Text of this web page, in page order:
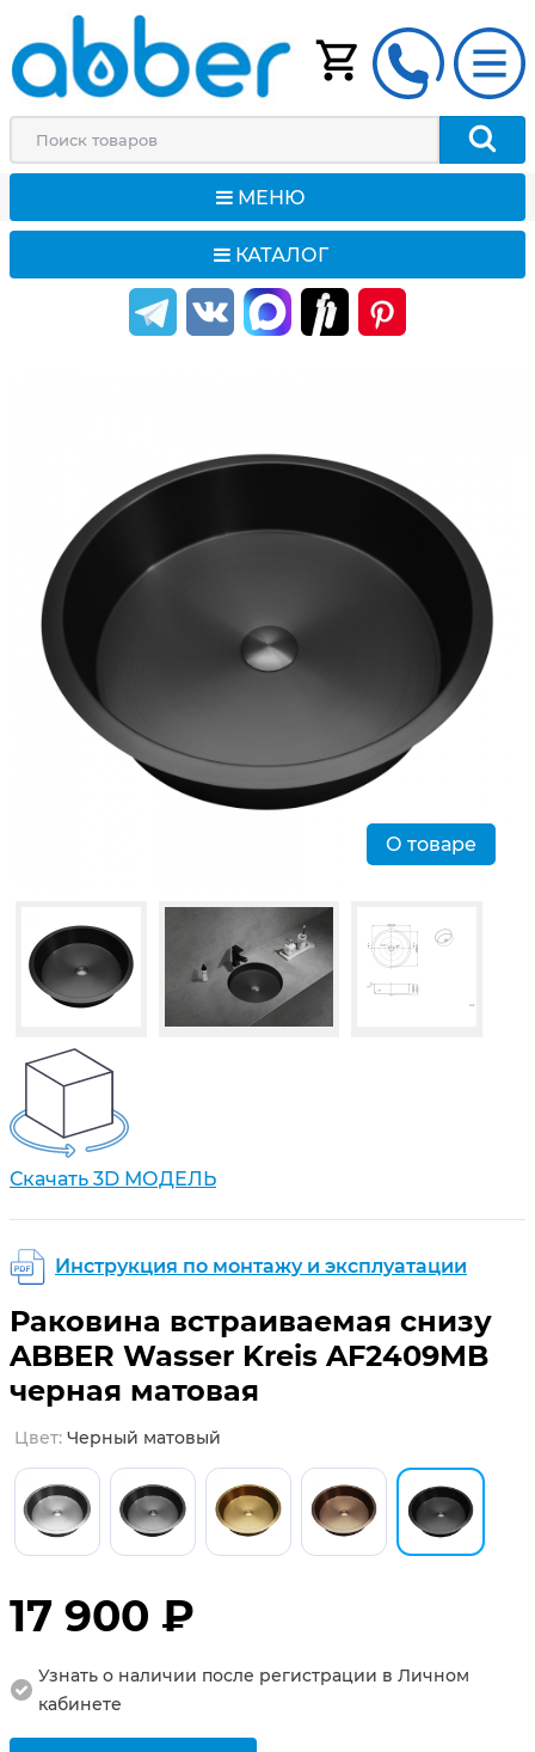
МЕНЮ
КАТАЛОГ
О товаре
Скачать 3D МОДЕЛЬ
Инструкция по монтажу и эксплуатации
Раковина встраиваемая снизу
ABBER Wasser Kreis AF2409MB
черная матовая
цвет: черный матовый
17 900 ₽
Узнать о наличии после регистрации в Личном
кабинете